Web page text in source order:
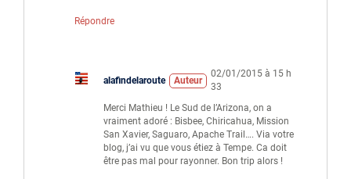
Répondre
alafindelaroute Auteur
02/01/2015 à 15 h
33
Merci Mathieu ! Le Sud de l’Arizona, on a
vraiment adoré : Bisbee, Chiricahua, Mission
San Xavier, Saguaro, Apache Trail…. Via votre
blog, j’ai vu que vous étiez à Tempe. Ca doit
être pas mal pour rayonner. Bon trip alors !